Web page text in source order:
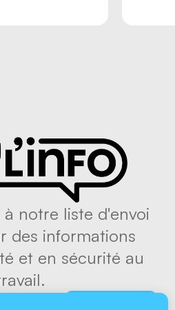
notre liste d'envoi
des informations
et en sécurité au